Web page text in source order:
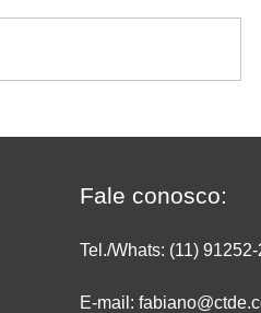
integrada
Fale conosco:
Tel./Whats: (11) 91252-
E-mail: